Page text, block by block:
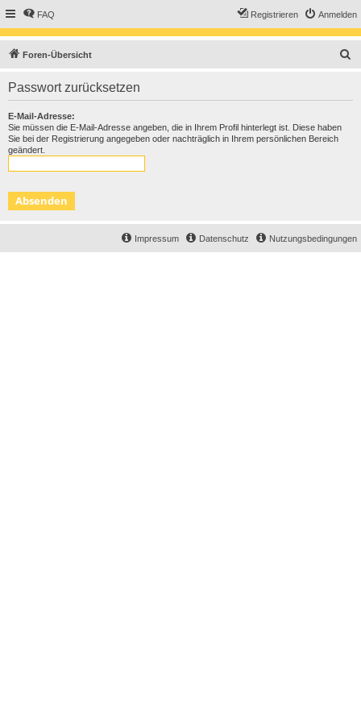
FAQ Anmelden
Registrieren
Foren-Übersicht
Passwort zurücksetzen
E-Mail-Adresse:
Sie müssen die E-Mail-Adresse angeben, die in Ihrem Profil hinterlegt ist. Diese haben
Sie bei der Registrierung angegeben oder nachträglich in Ihrem persönlichen Bereich
geändert.
Nutzungsbedingungen
Datenschutz
Impressum